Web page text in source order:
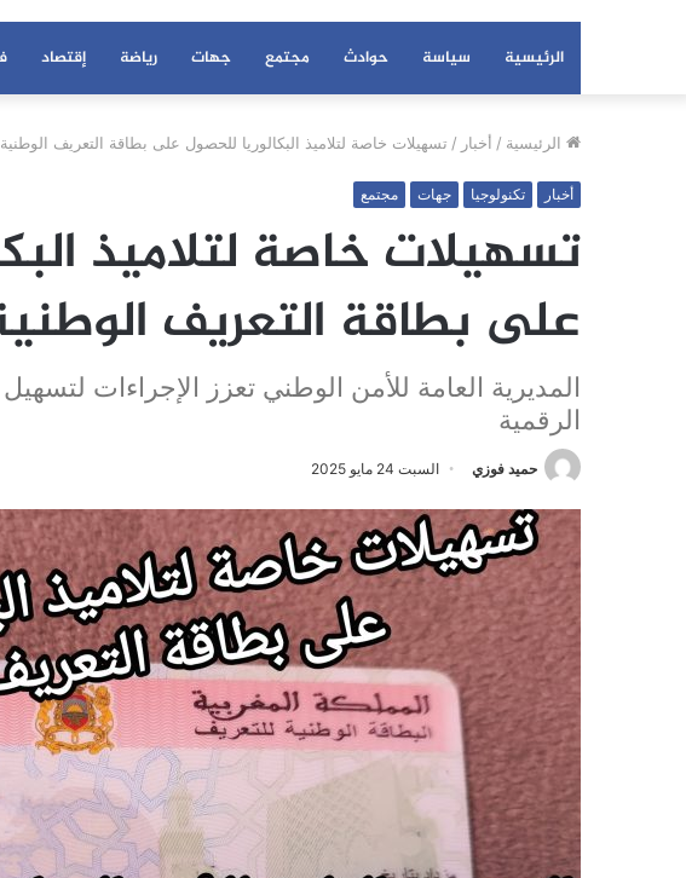
الرئيسية سياسة حوادث مجتمع جهات رياضة إقتصاد
الرئيسية / أخبار / تسهيلات خاصة لتلاميذ البكالوريا للحصول على بطاقة التعريف الوطنية
أخبار تكنولوجيا جهات مجتمع
تسهيلات خاصة لتلاميذ
على بطاقة التعريف
المديرية العامة للأمن الوطني تعزز الإجراءات
الرقمية
حميد فوزي السبت 24 مايو 2025